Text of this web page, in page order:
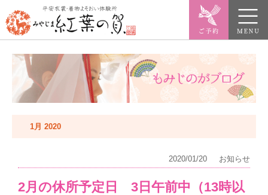
1月 2020
2020/01/20 お知らせ
2月の休所予定日 3日午前中（13時以